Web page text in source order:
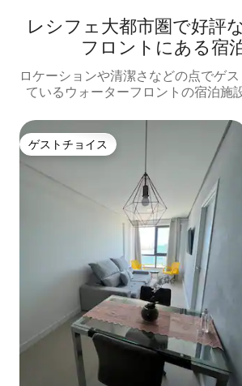
レシフェ大都市圏で好評
フロントにある宿
ロケーションや清潔さなどの点でゲ
ているウォーターフロントの宿泊施
ゲストチョイス
ゲストチョイス